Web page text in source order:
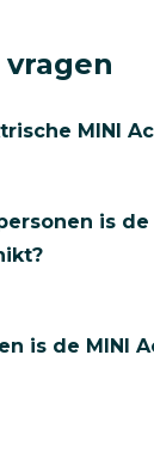
is
MINI
zitplaatsen
is de
in
is de MINI